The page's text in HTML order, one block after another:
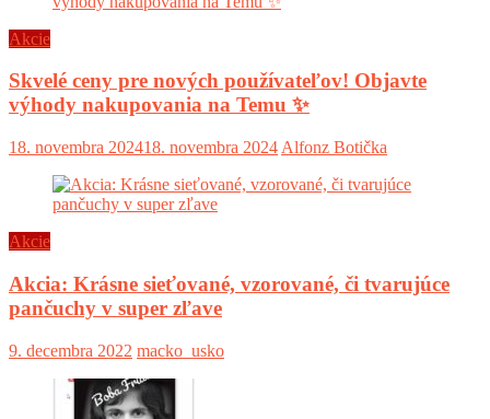
Akcie
Skvelé ceny pre nových používateľov! Objavte
výhody nakupovania na Temu ✨
18. novembra 202418. novembra 2024 Alfonz Botička
Akcie
Akcia: Krásne sieťované, vzorované, či tvarujúce
pančuchy v super zľave
9. decembra 2022 macko_usko